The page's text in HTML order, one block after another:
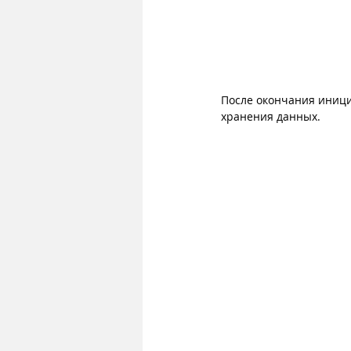
После окончания
хранения данных.